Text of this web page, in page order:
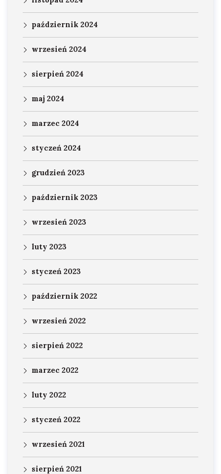
październik 2024
wrzesień 2024
sierpień 2024
maj 2024
marzec 2024
styczeń 2024
grudzień 2023
październik 2023
wrzesień 2023
luty 2023
styczeń 2023
październik 2022
wrzesień 2022
sierpień 2022
marzec 2022
luty 2022
styczeń 2022
wrzesień 2021
sierpień 2021